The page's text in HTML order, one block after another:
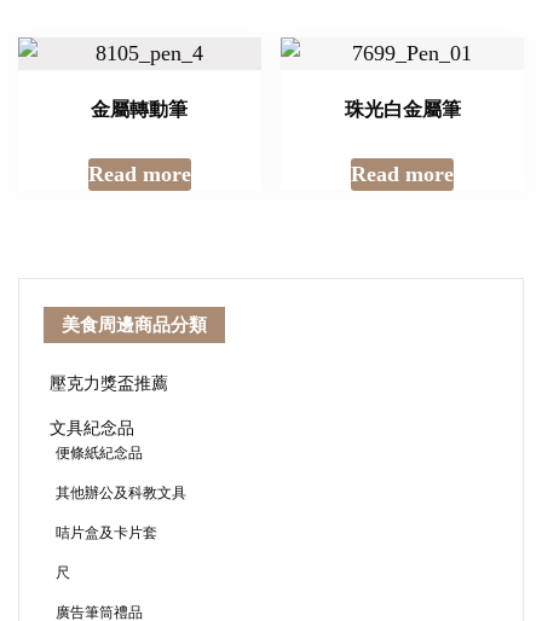
金屬轉動筆
Read more
珠光白金屬筆
Read more
美食周邊商品分類
壓克力獎盃推薦
文具紀念品
便條紙紀念品
其他辦公及科教文具
咭片盒及卡片套
尺
廣告筆筒禮品